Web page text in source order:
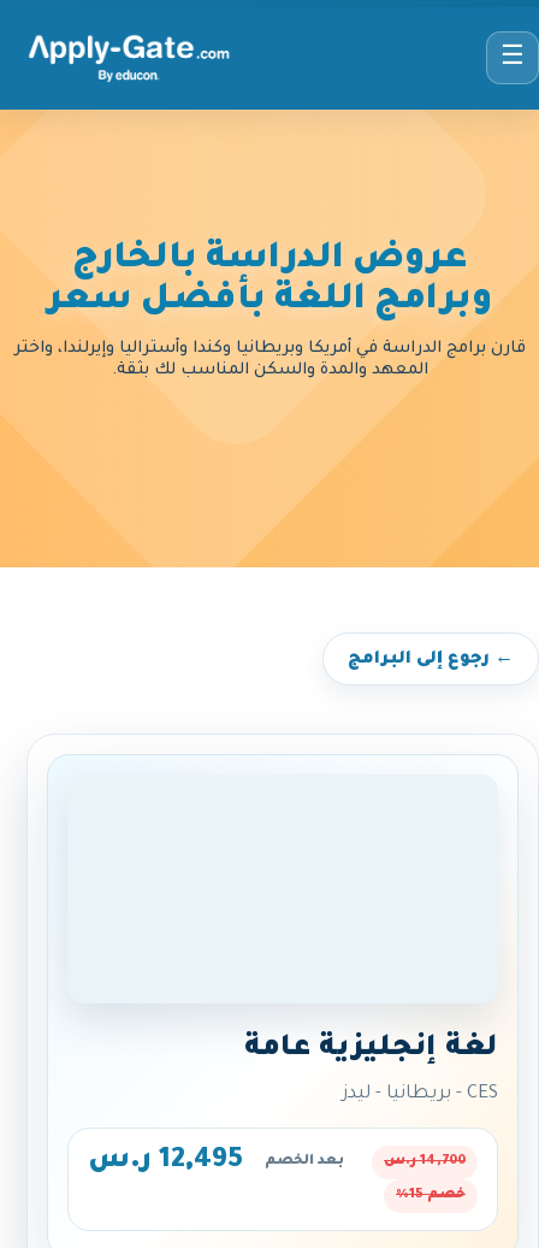
☰
عروض الدراسة بالخارج
وبرامج اللغة بأفضل سعر
قارن برامج الدراسة في أمريكا وبريطانيا وكندا وأستراليا وإيرلندا، واختر
المعهد والمدة والسكن المناسب لك بثقة.
← رجوع إلى البرامج
لغة إنجليزية عامة
CES - بريطانيا - ليدز
14,700 ر.س بعد الخصم 12,495 ر.س
خصم 15%